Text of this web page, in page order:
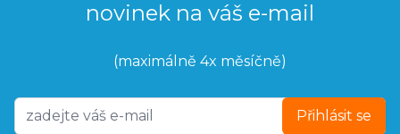
novinek na váš e-mail
(maximálně 4x měsíčně)
Přihlásit se